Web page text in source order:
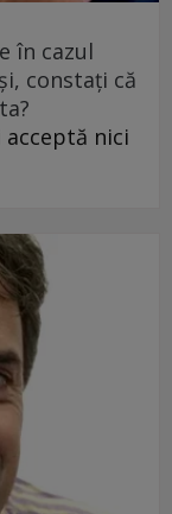
în cazul
constați că
acceptă nici